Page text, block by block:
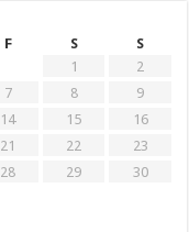
F S
S
1
2
7 8
9
14 15
16
21 22
23
28 29
30